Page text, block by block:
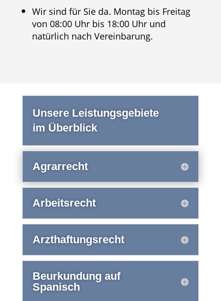
Wir sind für Sie da. Montag bis Freitag
von 08:00 Uhr bis 18:00 Uhr und
natürlich nach Vereinbarung.
Unsere Leistungsgebiete
im Überblick
Agrarrecht
Arbeitsrecht
Arzthaftungsrecht
Beurkundung auf
Spanisch